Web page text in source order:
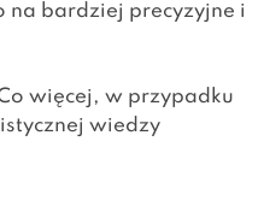
na bardziej precyzyjne i
więcej, w przypadku
wiedzy